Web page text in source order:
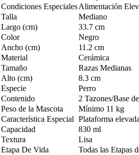
Condiciones EspecialesAlimentación
Talla
Mediano
Largo (cm)
33.7 cm
Color
Negro
Ancho (cm)
11.2 cm
Material
Cerámica
Tamaño
Razas Medianas
Alto (cm)
8.3 cm
Especie
Perro
Contenido
2 Tazones/Base
Peso de la Mascota
Mínimo 11 kg
Característica Especial Plataforma elevada
Capacidad
830 ml
Textura
Lisa
Etapa De Vida
Todas las Etapas